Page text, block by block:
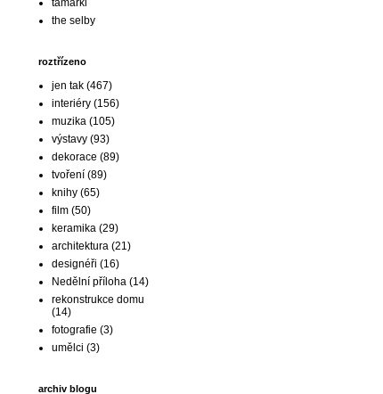
tamarki
the selby
roztřízeno
jen tak (467)
interiéry (156)
muzika (105)
výstavy (93)
dekorace (89)
tvoření (89)
knihy (65)
film (50)
keramika (29)
architektura (21)
designéři (16)
Nedělní příloha (14)
rekonstrukce domu
(14)
fotografie (3)
umělci (3)
archiv blogu